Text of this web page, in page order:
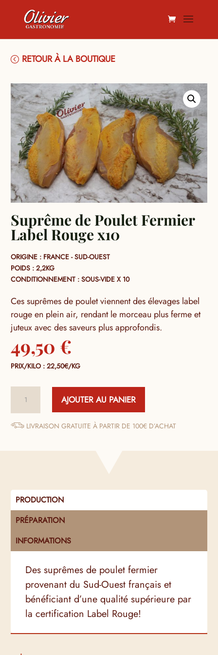
RETOUR À LA BOUTIQUE
Suprême de Poulet Fermier
Label Rouge x10
ORIGINE : FRANCE - SUD-OUEST
POIDS : 2,2KG
CONDITIONNEMENT : SOUS-VIDE X 10
Ces suprêmes de poulet viennent des élevages label
rouge en plein air, rendant le morceau plus ferme et
juteux avec des saveurs plus approfondis.
49,50 €
PRIX/KILO : 22,50€/KG
Suprême
de
AJOUTER AU PANIER
LIVRAISON GRATUITE À PARTIR DE 100€ D’ACHAT
PRODUCTION
PRÉPARATION
INFORMATIONS
Des suprêmes de poulet fermier
provenant du Sud-Ouest français et
bénéficiant d’une qualité supérieure par
la certification Label Rouge!